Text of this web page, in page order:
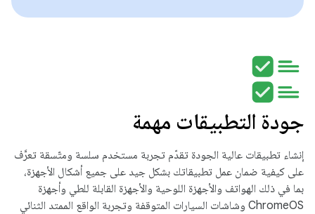
جودة التطبيقات مهمة
إنشاء تطبيقات عالية الجودة تقدّم تجربة مستخدم سلسة ومتّسقة تعرَّف
على كيفية ضمان عمل تطبيقاتك بشكل جيد على جميع أشكال الأجهزة،
بما في ذلك الهواتف والأجهزة اللوحية والأجهزة القابلة للطي وأجهزة
ChromeOS وشاشات السيارات المتوقفة وتجربة الواقع الممتد الثنائي